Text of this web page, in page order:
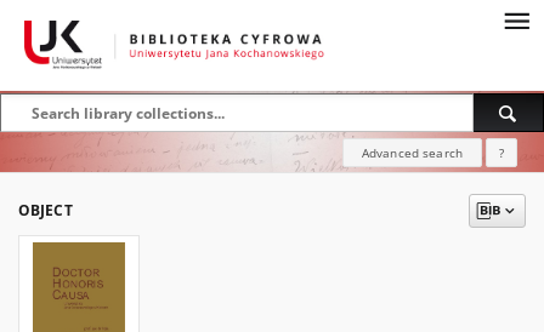
Advanced search ?
OBJECT